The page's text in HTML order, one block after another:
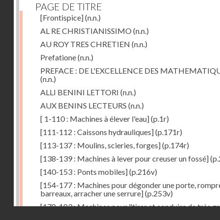
PAGE DE TITRE
[Frontispice](n.n.)
AL RE CHRISTIANISSIMO (n.n.)
AU ROY TRES CHRETIEN (n.n.)
Prefatione(n.n.)
PREFACE : DE L'EXCELLENCE DES
(n.n.)
ALLI BENINI LETTORI (n.n.)
AUX BENINS LECTEURS (n.n.)
[ 1-110 : Machines à élever l'eau](p.1r)
[111-112 : Caissons hydrauliques](p.171r)
[113-137 : Moulins, scieries, forges](p.174r)
[138-139 : Machines à lever pour creuser un fossé]
[140-153 : Ponts mobiles](p.216v)
[154-177 : Machines pour dégonder une porte,
barreaux, arracher une serrure](p.253v)
[178-183 : Machines pour "tirer et conduire de très